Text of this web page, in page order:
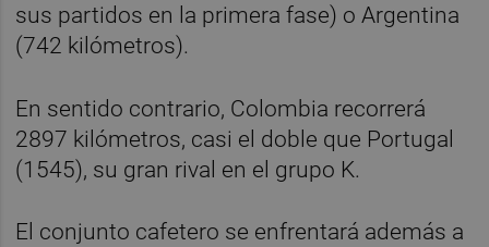
sus partidos en la primera fase) o Argentina
(742 kilómetros).
En sentido contrario, Colombia recorrerá
2897 kilómetros, casi el doble que Portugal
(1545), su gran rival en el grupo K.
El conjunto cafetero se enfrentará además a